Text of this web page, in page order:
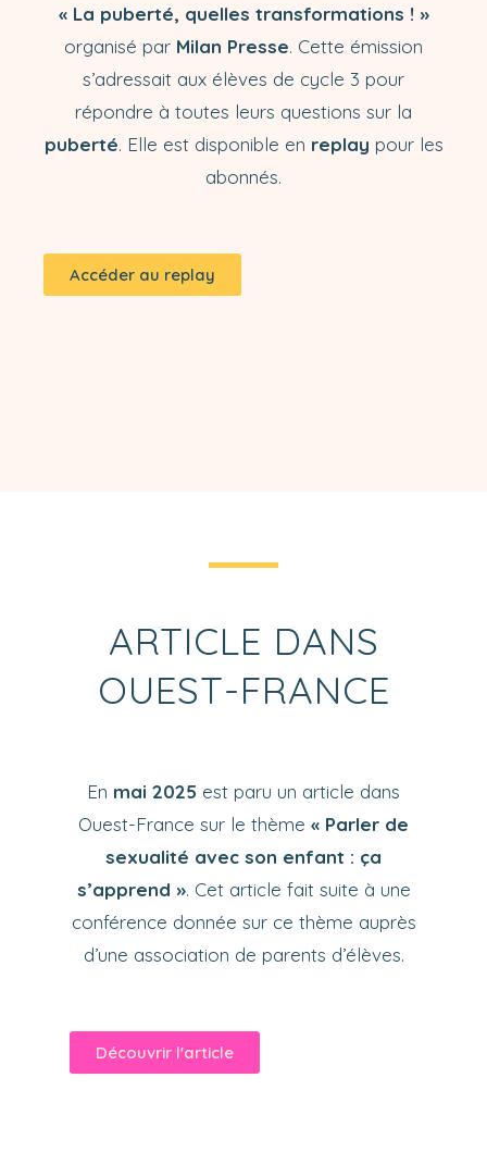
« La puberté, quelles transformations ! »
organisé par Milan Presse. Cette émission
s’adressait aux élèves de cycle 3 pour
répondre à toutes leurs questions sur la
puberté. Elle est disponible en replay pour les
abonnés.
Accéder au replay
ARTICLE DANS
OUEST-FRANCE
En mai 2025 est paru un article dans
Ouest-France sur le thème « Parler de
sexualité avec son enfant : ça
s’apprend ». Cet article fait suite à une
conférence donnée sur ce thème auprès
d’une association de parents d’élèves.
Découvrir l'article